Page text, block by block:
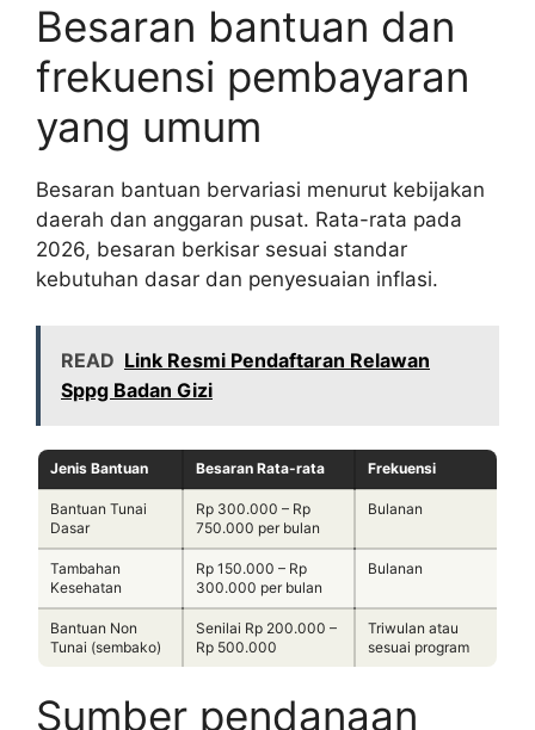
Besaran bantuan dan
frekuensi pembayaran
yang umum
Besaran bantuan bervariasi menurut kebijakan
daerah dan anggaran pusat. Rata-rata pada
2026, besaran berkisar sesuai standar
kebutuhan dasar dan penyesuaian inflasi.
READ Link Resmi Pendaftaran Relawan
Sppg Badan Gizi
Jenis Bantuan Besaran Rata-rata Frekuensi
Bantuan Tunai
Dasar
Rp 300.000 – Rp
750.000 per bulan
Bulanan
Tambahan
Kesehatan
Rp 150.000 – Rp
300.000 per bulan
Bulanan
Bantuan Non
Tunai (sembako)
Senilai Rp 200.000 –
Rp 500.000
Triwulan atau
sesuai program
Sumber pendanaan